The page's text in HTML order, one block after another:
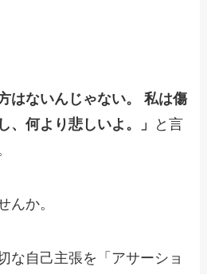
はないんじゃない。
私は傷
、何より悲しいよ。」
と言
んか。
な自己主張を「アサーショ